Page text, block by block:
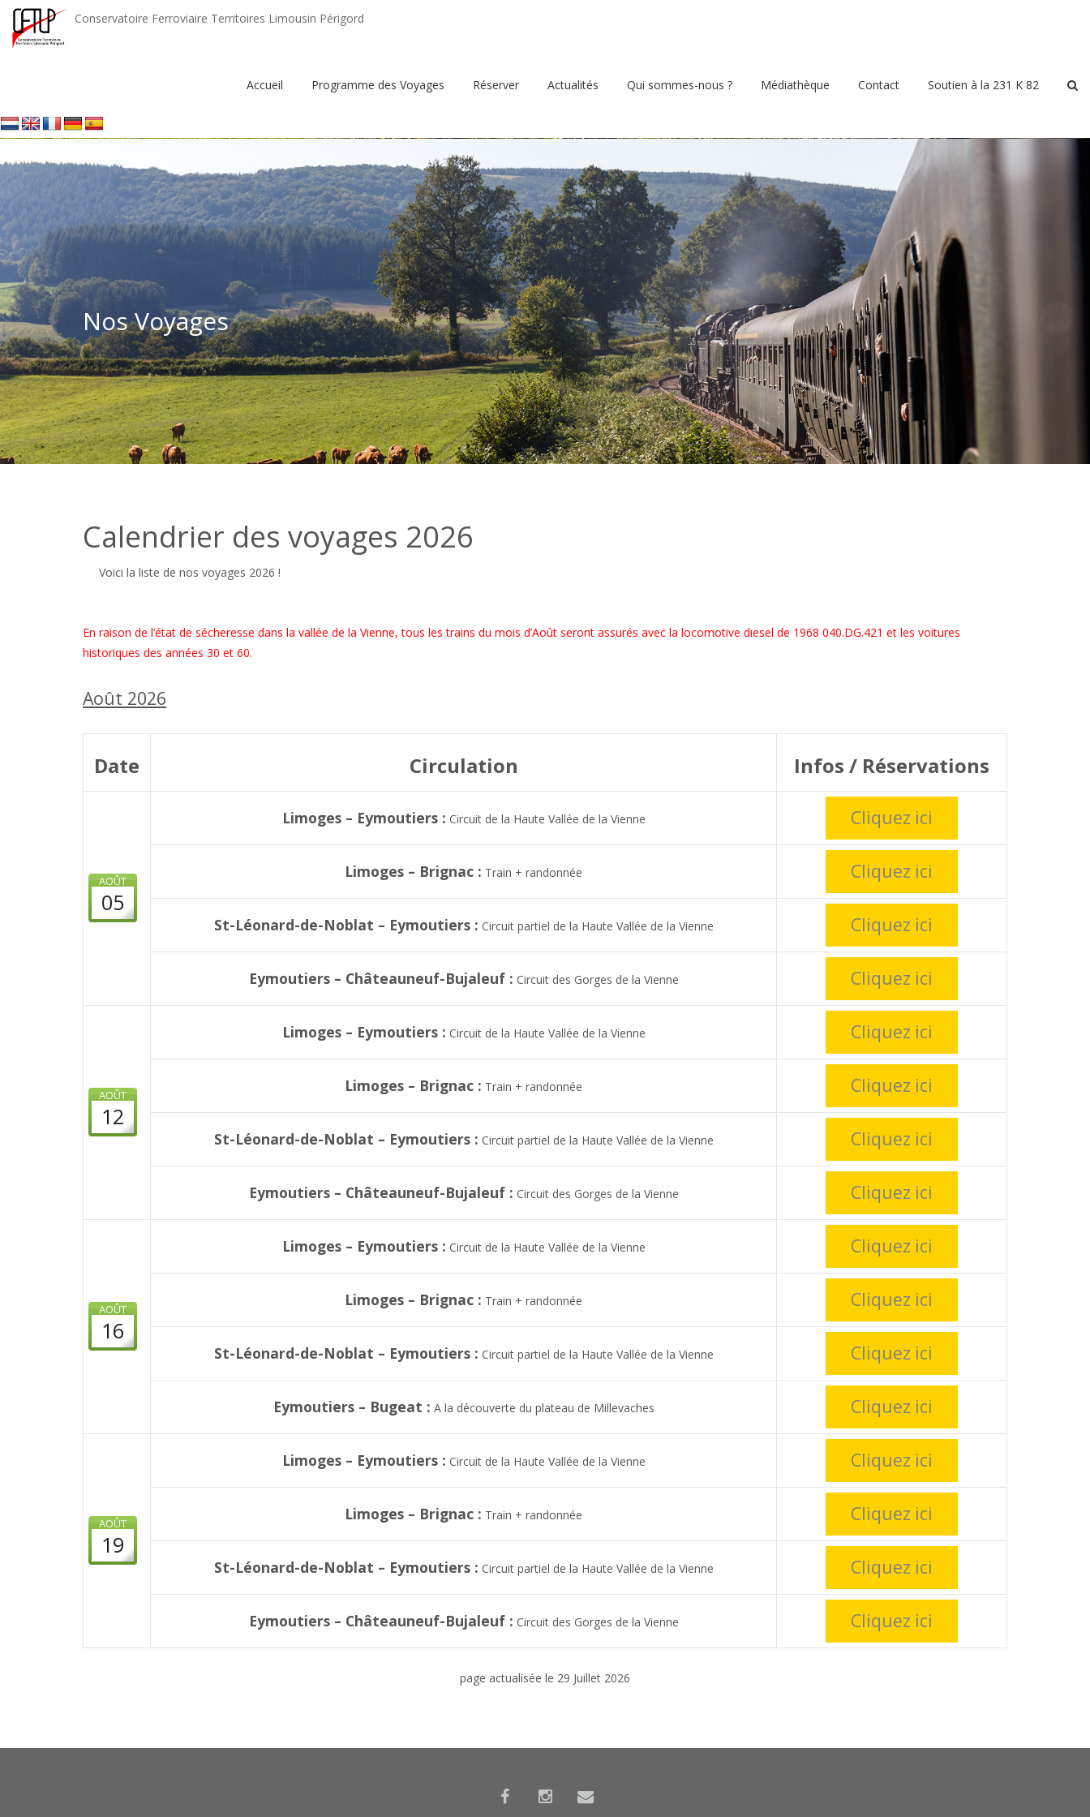
Conservatoire Ferroviaire Territoires Limousin Périgord
Accueil Programme des Voyages Réserver Actualités Qui sommes-nous ? Médiathèque Contact Soutien à la 231 K 82
Nos Voyages
Calendrier des voyages 2026
Voici la liste de nos voyages 2026 !
En raison de l’état de sécheresse dans la vallée de la Vienne, tous les trains du mois d’Août seront assurés avec la locomotive diesel de 1968 040.DG.421 et les voitures
historiques des années 30 et 60.
Août 2026
Date Circulation Infos / Réservations
AOÛT
05
Limoges – Eymoutiers : Circuit de la Haute Vallée de la Vienne Cliquez ici
Limoges – Brignac : Train + randonnée Cliquez ici
St-Léonard-de-Noblat – Eymoutiers : Circuit partiel de la Haute Vallée de la Vienne Cliquez ici
Eymoutiers – Châteauneuf-Bujaleuf : Circuit des Gorges de la Vienne Cliquez ici
AOÛT
12
Limoges – Eymoutiers : Circuit de la Haute Vallée de la Vienne Cliquez ici
Limoges – Brignac : Train + randonnée Cliquez ici
St-Léonard-de-Noblat – Eymoutiers : Circuit partiel de la Haute Vallée de la Vienne Cliquez ici
Eymoutiers – Châteauneuf-Bujaleuf : Circuit des Gorges de la Vienne Cliquez ici
AOÛT
16
Limoges – Eymoutiers : Circuit de la Haute Vallée de la Vienne Cliquez ici
Limoges – Brignac : Train + randonnée Cliquez ici
St-Léonard-de-Noblat – Eymoutiers : Circuit partiel de la Haute Vallée de la Vienne Cliquez ici
Eymoutiers – Bugeat : A la découverte du plateau de Millevaches Cliquez ici
AOÛT
19
Limoges – Eymoutiers : Circuit de la Haute Vallée de la Vienne Cliquez ici
Limoges – Brignac : Train + randonnée Cliquez ici
St-Léonard-de-Noblat – Eymoutiers : Circuit partiel de la Haute Vallée de la Vienne Cliquez ici
Eymoutiers – Châteauneuf-Bujaleuf : Circuit des Gorges de la Vienne Cliquez ici
page actualisée le 29 Juillet 2026